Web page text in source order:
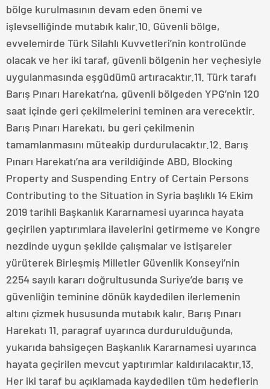
bölge kurulmasının devam eden önemi ve
işlevselliğinde mutabık kalır.10. Güvenli bölge,
evvelemirde Türk Silahlı Kuvvetleri’nin kontrolünde
olacak ve her iki taraf, güvenli bölgenin her veçhesiyle
uygulanmasında eşgüdümü artıracaktır.11. Türk tarafı
Barış Pınarı Harekatı’na, güvenli bölgeden YPG’nin 120
saat içinde geri çekilmelerini teminen ara verecektir.
Barış Pınarı Harekatı, bu geri çekilmenin
tamamlanmasını müteakip durdurulacaktır.12. Barış
Pınarı Harekatı’na ara verildiğinde ABD, Blocking
Property and Suspending Entry of Certain Persons
Contributing to the Situation in Syria başlıklı 14 Ekim
2019 tarihli Başkanlık Kararnamesi uyarınca hayata
geçirilen yaptırımlara ilavelerini getirmeme ve Kongre
nezdinde uygun şekilde çalışmalar ve istişareler
yürüterek Birleşmiş Milletler Güvenlik Konseyi’nin
2254 sayılı kararı doğrultusunda Suriye’de barış ve
güvenliğin teminine dönük kaydedilen ilerlemenin
altını çizmek hususunda mutabık kalır. Barış Pınarı
Harekatı 11. paragraf uyarınca durdurulduğunda,
yukarıda bahsigeçen Başkanlık Kararnamesi uyarınca
hayata geçirilen mevcut yaptırımlar kaldırılacaktır.13.
Her iki taraf bu açıklamada kaydedilen tüm hedeflerin